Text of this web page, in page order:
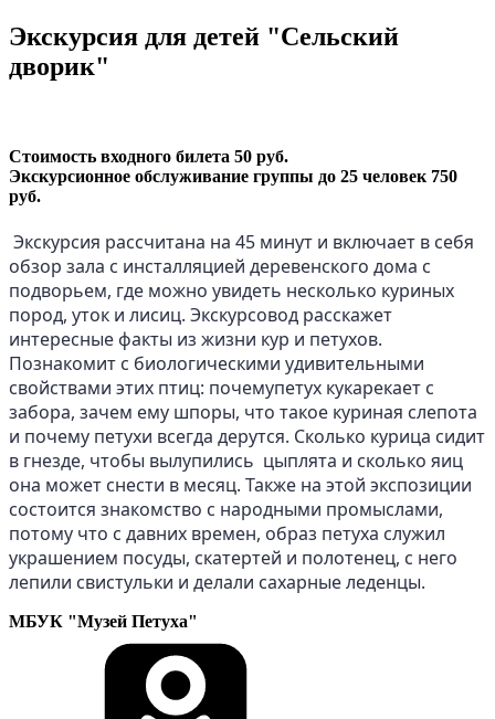
Экскурсия для детей "Сельский
дворик"
Стоимость входного билета 50 руб.
Экскурсионное обслуживание группы до 25 человек 750
руб.
Экскурсия рассчитана на 45 минут и включает в себя
обзор зала с инсталляцией деревенского дома с
подворьем, где можно увидеть несколько куриных
пород, уток и лисиц. Экскурсовод расскажет
интересные факты из жизни кур и петухов.
Познакомит с биологическими удивительными
свойствами этих птиц: почемупетух кукарекает с
забора, зачем ему шпоры, что такое куриная слепота
и почему петухи всегда дерутся. Сколько курица сидит
в гнезде, чтобы вылупились цыплята и сколько яиц
она может снести в месяц. Также на этой экспозиции
состоится знакомство с народными промыслами,
потому что с давних времен, образ петуха служил
украшением посуды, скатертей и полотенец, с него
лепили свистульки и делали сахарные леденцы.
МБУК "Музей Петуха"